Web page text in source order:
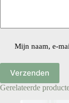
Mijn naam, e-
Verzenden
Gerelateerde